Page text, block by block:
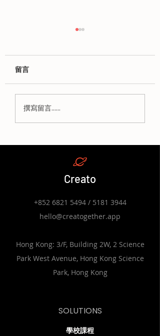
《中小學數字教育發展
留言
撰寫留言......
Creato
+852 6821 5494/ 5181 3944
hello@creatogether.app
Hong Kong: 3/F, Building 2W, 2 Science
Park West Avenue, Hong Kong Science
Park, Hong Kong
SOLUTIONS
學校課程